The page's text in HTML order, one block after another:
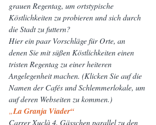
grauen Regentag, um ortstypische
Köstlichkeiten zu probieren und sich durch
die Stadt zu futtern?
Hier ein paar Vorschläge für Orte, an
denen Sie mit süßen Köstlichkeiten einen
tristen Regentag zu einer heiteren
Angelegenheit machen. (Klicken Sie auf die
Namen der Cafés und Schlemmerlokale, um
auf deren Webseiten zu kommen.)
„La Granja Viader“
Carrer Xuclà 4, Gässchen parallel zu den